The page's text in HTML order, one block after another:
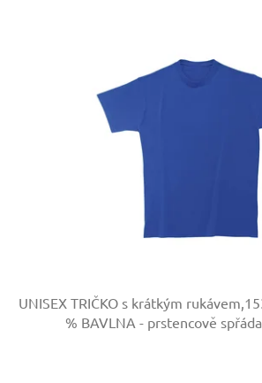
UNISEX TRIČKO s krátkým
% BAVLNA - prstencově